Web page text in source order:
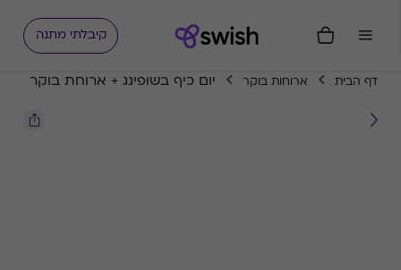
קיבלתי מתנה
דף הבית ארוחות בוקר יום כיף בשופינג + ארוחת בוקר